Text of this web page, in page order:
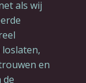
als wij
en
de